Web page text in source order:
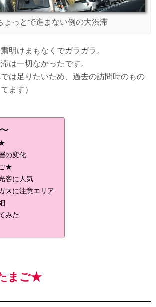
ょっとで進まない例の大渋滞
明けまもなくでガラガラ。
は一切なかったです。
では足りたいため、過去の訪問時のもの
ます）
の変化
★
客に人気
スに注意エリア
みた
まご★